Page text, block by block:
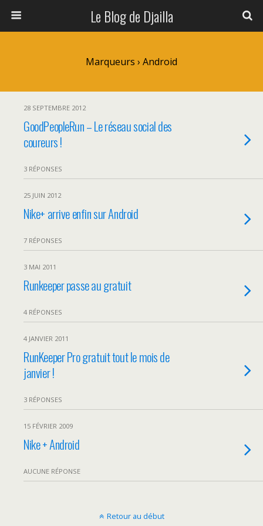
Le Blog de Djailla
Marqueurs › Android
28 SEPTEMBRE 2012
GoodPeopleRun – Le réseau social des
coureurs !
3 RÉPONSES
25 JUIN 2012
Nike+ arrive enfin sur Android
7 RÉPONSES
3 MAI 2011
Runkeeper passe au gratuit
4 RÉPONSES
4 JANVIER 2011
RunKeeper Pro gratuit tout le mois de
janvier !
3 RÉPONSES
15 FÉVRIER 2009
Nike + Android
AUCUNE RÉPONSE
Retour au début